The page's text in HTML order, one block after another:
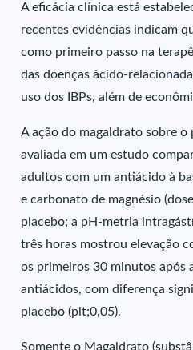
A eficácia clínica está
recentes evidências indicam
como primeiro passo na
das doenças ácido-
uso dos IBPs, além de
A ação do magaldrato sobre
avaliada em um estudo
adultos com um antiácido à
e carbonato de magnésio
placebo; a pH-metria
três horas mostrou elevação
os primeiros 30 minutos após
antiácidos, com diferença
placebo (plt;0,05).
Somente o Magaldrato